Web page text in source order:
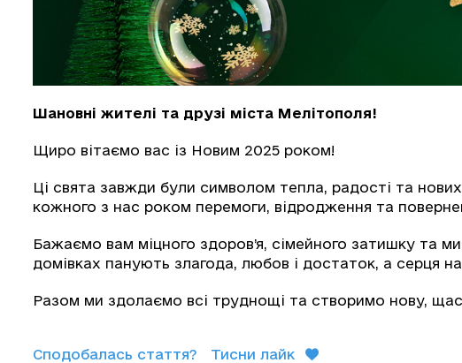
Шановні жителі та друзі міста Мелітополя!
Щиро вітаємо вас із Новим 2025 роком!
Ці свята завжди були символом тепла, радості та
кожного з нас роком перемоги, відродження та
Бажаємо вам міцного здоров’я, сімейного затишку та
домівках панують злагода, любов і достаток, а серця
Разом ми здолаємо всі труднощі та створимо нову,
Сподобалась стаття? Тисни лайк